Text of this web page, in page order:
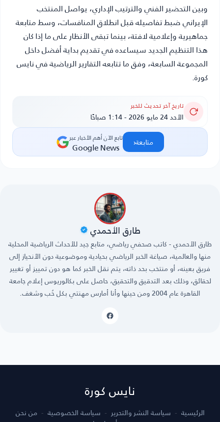
وبين التحضير الفني والترتيب الإداري، يواصل المنتخب
الإيراني ضبط تفاصيله قبل انطلاق المنافسات، وسط متابعة
جماهيرية وإعلامية لافتة، بينما تبقى الأنظار على ما إذا كان
هذا التنظيم الجديد سيساعده في تقديم بداية أفضل داخل
المجموعة السابعة، وفق ما تتابعه التقارير الرياضية في نايس
كورة.
تاريخ آخر تحديث للخبر
الأحد 24 مايو 2026 - 1:14 صباحًا
تابع الآن أهم الأخبار عبر
Google News متابعة‹
طارق الأحمدي
طارق الأحمدي - كاتب صحفي رياضي، متابع جيد للأحداث الرياضية المحلية
منها والعالمية، صياغة الخبر الرياضي بحيادية وموضوعية دون الأنحياز إلى
فريق بعينه، أو منتخب بحد ذاته، يتم نقل الخبر كما هو دون تمييز أو تغيير
لحقائق، وذلك بعد التدقيق والتحقيق، حاصل على بكالوريوس إعلام جامعة
القاهرة عام 2004 ومن حينها وأنا أمارس مهنتي بكل حُب وشغف.
نايس كورة
الرئيسية سياسة النشر والتحرير سياسة الخصوصية
من نحن